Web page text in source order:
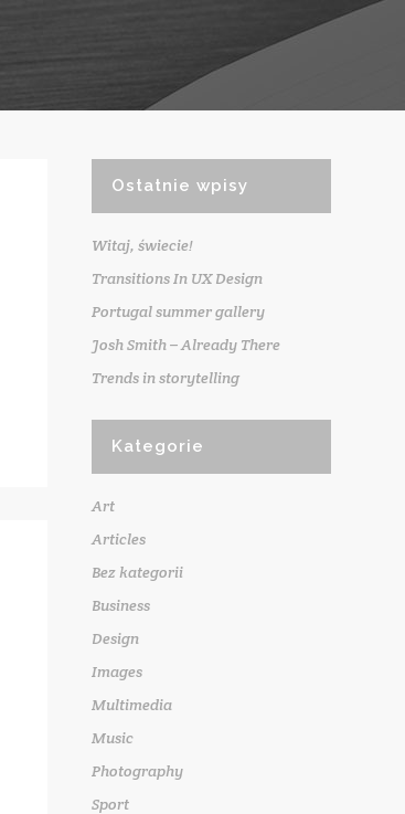
Ostatnie wpisy
Witaj, świecie!
Transitions In UX Design
Portugal summer gallery
Josh Smith – Already There
Trends in storytelling
Kategorie
Art
Articles
Bez kategorii
Business
Design
Images
Multimedia
Music
Photography
Sport